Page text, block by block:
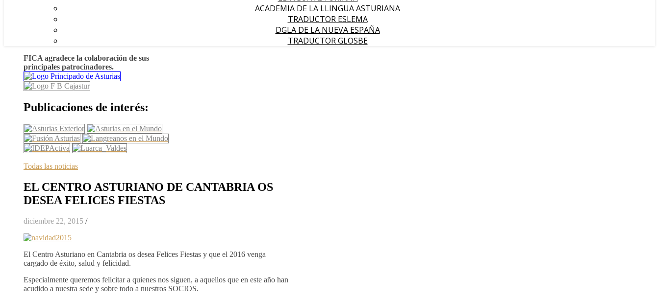
ACADEMIA DE LA LLINGUA ASTURIANA
TRADUCTOR ESLEMA
DGLA DE LA NUEVA ESPAÑA
TRADUCTOR GLOSBE
FICA agradece la colaboración de sus
principales patrocinadores.
Publicaciones de interés:
Todas las noticias
EL CENTRO ASTURIANO DE CANTABRIA OS
DESEA FELICES FIESTAS
diciembre 22, 2015 /
El Centro Asturiano en Cantabria os desea Felices Fiestas y que el 2016 venga
cargado de éxito, salud y felicidad.
Especialmente queremos felicitar a quienes nos siguen, a aquellos que en este año han
acudido a nuestra sede y sobre todo a nuestros SOCIOS.